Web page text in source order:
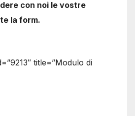
con noi le vostre
la form.
title=”Modulo di